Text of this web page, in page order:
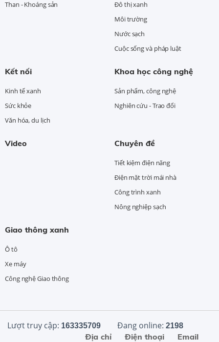
Than - Khoáng sản
Đô thị xanh
Môi trường
Nước sạch
Cuộc sống và pháp luật
Kết nối
Kinh tế xanh
Sức khỏe
Văn hóa, du lịch
Khoa học công nghệ
Sản phẩm, công nghệ
Nghiên cứu - Trao đổi
Video Chuyên đề
Tiết kiệm điện năng
Điện mặt trời mái nhà
Công trình xanh
Nông nghiệp sạch
Giao thông xanh
Ô tô
Xe máy
Công nghệ Giao thông
Lượt truy cập: 163335709 Đang online: 2198
Email
Điện thoại
Địa chỉ